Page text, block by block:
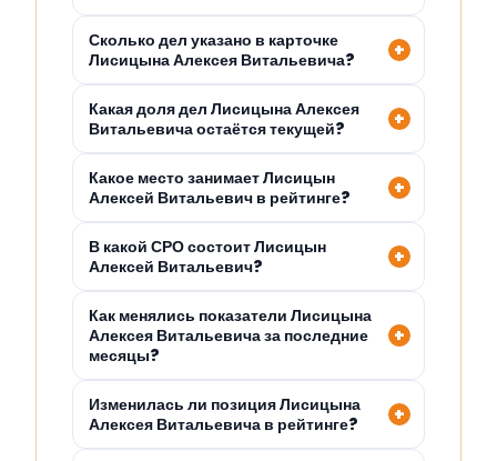
Сколько дел указано в карточке
Лисицына Алексея Витальевича?
Какая доля дел Лисицына Алексея
Витальевича остаётся текущей?
Какое место занимает Лисицын
Алексей Витальевич в рейтинге?
В какой СРО состоит Лисицын
Алексей Витальевич?
Как менялись показатели Лисицына
Алексея Витальевича за последние
месяцы?
Изменилась ли позиция Лисицына
Алексея Витальевича в рейтинге?